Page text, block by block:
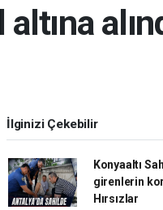
İlginizi Çekebilir
Konyaaltı
girenlerin
Hırsızlar